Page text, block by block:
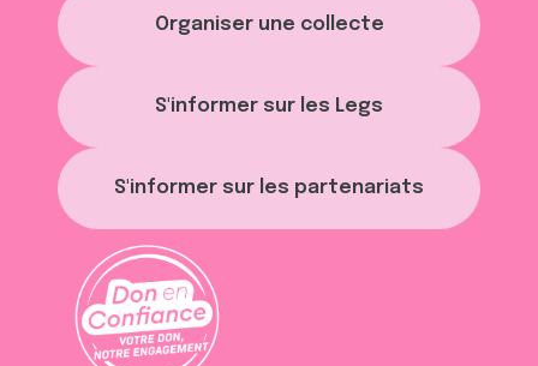
Organiser une collecte
S'informer sur les Legs
S'informer sur les partenariats